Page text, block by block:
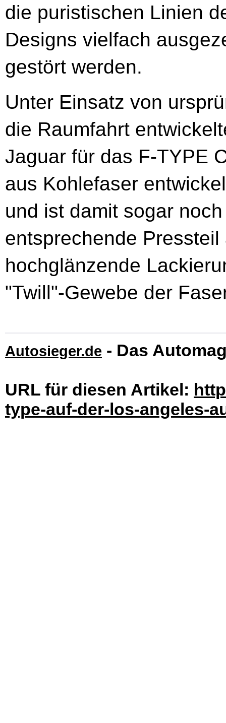
die puristischen Linien
Designs vielfach
gestört werden.
Unter Einsatz von
die Raumfahrt
Jaguar für das F-TYPE
aus Kohlefaser
und ist damit sogar
entsprechende
hochglänzende
"Twill"-Gewebe der
Autosieger.de - Das
URL für diesen Artikel:
type-auf-der-los-angeles-